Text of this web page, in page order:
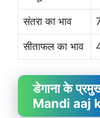
संतरा का भाव
सीताफल का भाव
डेगाना के
Mandi aaj